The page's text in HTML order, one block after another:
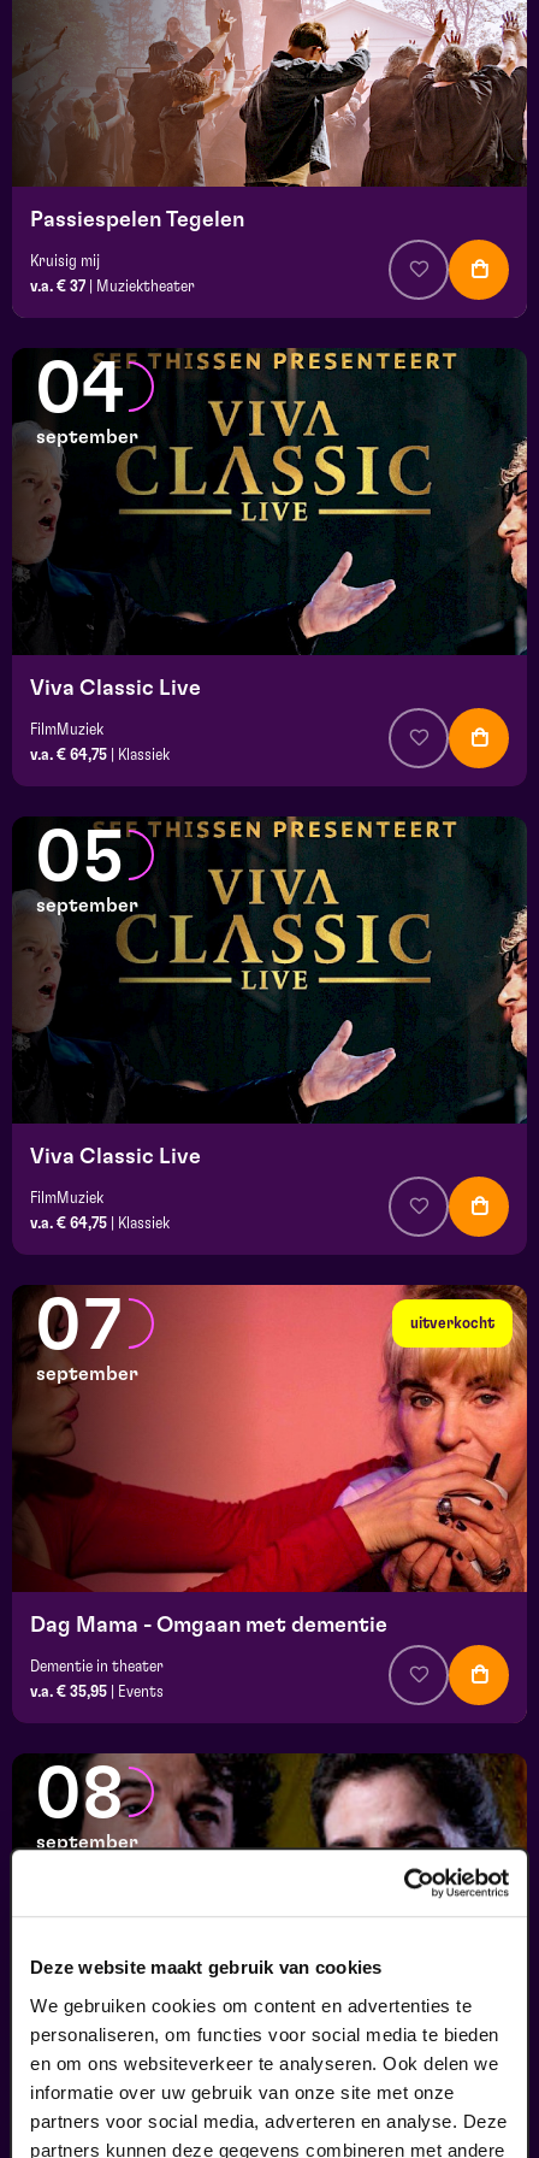
Deze website maakt gebruik van cookies
We gebruiken cookies om content en advertenties te
personaliseren, om functies voor social media te bieden
en om ons websiteverkeer te analyseren. Ook delen we
informatie over uw gebruik van onze site met onze
partners voor social media, adverteren en analyse. Deze
partners kunnen deze gegevens combineren met andere
Passiespelen Tegelen
Kruisig mij
v.a. € 37
Muziektheater
04
september
Viva Classic Live
FilmMuziek
v.a. € 64,75
Klassiek
05
september
Viva Classic Live
FilmMuziek
v.a. € 64,75
Klassiek
uitverkocht
07
september
Dag Mama - Omgaan met dementie
Dementie in theater
v.a. € 35,95
Events
08
september
Ons Kind
Psychologie in theater